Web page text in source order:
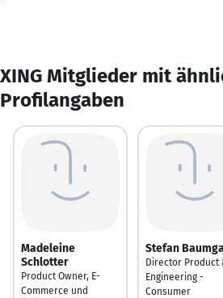
XING Mitglieder mit
Profilangaben
Madeleine
Schlotter
Product Owner, E-
Commerce und
Stefan
Director Product
Engineering -
Consumer